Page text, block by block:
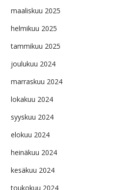
maaliskuu 2025
helmikuu 2025
tammikuu 2025
joulukuu 2024
marraskuu 2024
lokakuu 2024
syyskuu 2024
elokuu 2024
heinäkuu 2024
kesäkuu 2024
toukokuu 2024